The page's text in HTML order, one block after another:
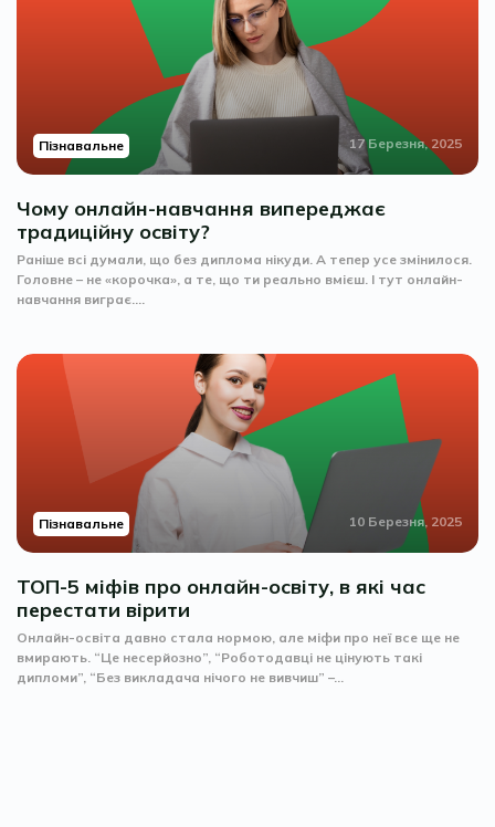
Пізнавальне 17 Березня, 2025
Чому онлайн-навчання випереджає
традиційну освіту?
Раніше всі думали, що без диплома нікуди. А тепер усе змінилося.
Головне – не «корочка», а те, що ти реально вмієш. І тут онлайн-
навчання виграє....
Пізнавальне 10 Березня, 2025
ТОП-5 міфів про онлайн-освіту, в які час
перестати вірити
Онлайн-освіта давно стала нормою, але міфи про неї все ще не
вмирають. “Це несерйозно”, “Роботодавці не цінують такі
дипломи”, “Без викладача нічого не вивчиш” –...